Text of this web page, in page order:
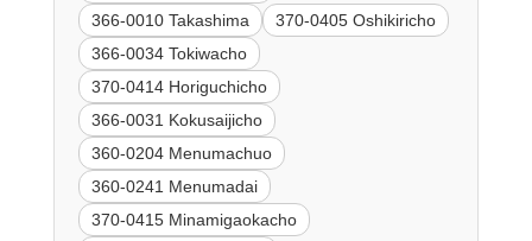
366-0010 Takashima
370-0405 Oshikiricho
366-0034 Tokiwacho
370-0414 Horiguchicho
366-0031 Kokusaijicho
360-0204 Menumachuo
360-0241 Menumadai
370-0415 Minamigaokacho